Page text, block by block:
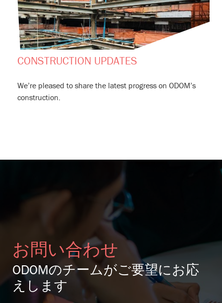
CONSTRUCTION UPDATES
We’re pleased to share the latest progress on ODOM’s
construction.
お問い合わせ
ODOMのチームがご要望にお応
えします